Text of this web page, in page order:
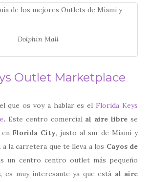
Dolphin Mall
Outlet Marketplace
que os voy a hablar es elFlorida Keys
. Este centro comercial al aire libre se
en Florida City, justo al sur de Miami y
a la carretera que te lleva a los Cayos de
un centro centro outlet más pequeño
es muy interesante ya que está al aire